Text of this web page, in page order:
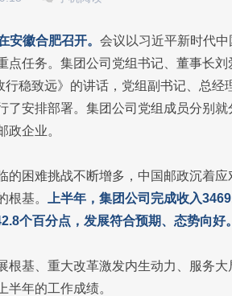
徽合肥召开。 会议以习近平新时代中
任务。集团公司党组书记、董事长刘
稳致远》的讲话，党组副书记、总经
了安排部署。集团公司党组成员分别就
企业。
困难挑战不断增多，中国邮政沉着应
基。
上半年，集团公司完成收入
个百分点，发展符合预期、态势向好。
根基、重大改革激发内生动力、服务大
年的工作成绩。